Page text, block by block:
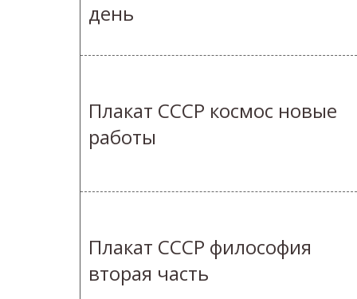
день
Плакат СССР космос новые
работы
Плакат СССР философия
вторая часть